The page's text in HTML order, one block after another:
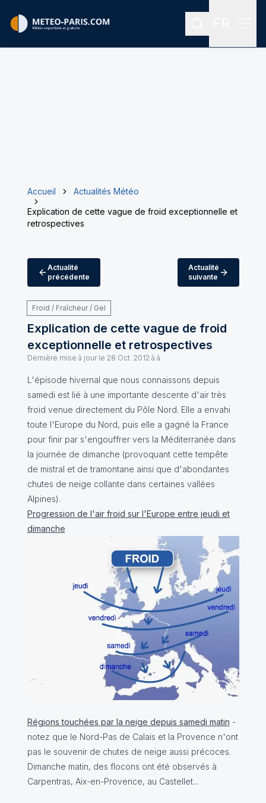
Rechercher
Accueil
Actualités Météo
Explication de cette vague de froid exceptionnelle et
retrospectives
Actualité
précédente
Actualité
suivante
Froid / Fraîcheur / Gel
Explication de cette vague de froid
exceptionnelle et retrospectives
Dernière mise à jour le 28 Oct. 2012 à à
L'épisode hivernal que nous connaissons depuis
samedi est lié à une importante descente d'air très
froid venue directement du Pôle Nord. Elle a envahi
toute l'Europe du Nord, puis elle a gagné la France
pour finir par s'engouffrer vers la Méditerranée dans
la journée de dimanche (provoquant cette tempête
de mistral et de tramontane ainsi que d'abondantes
chutes de neige collante dans certaines vallées
Alpines).
Progression de l'air froid sur l'Europe entre jeudi et
dimanche
Régions touchées par la neige depuis samedi matin -
notez que le Nord-Pas de Calais et la Provence n'ont
pas le souvenir de chutes de neige aussi précoces.
Dimanche matin, des flocons ont été observés à
Carpentras, Aix-en-Provence, au Castellet...